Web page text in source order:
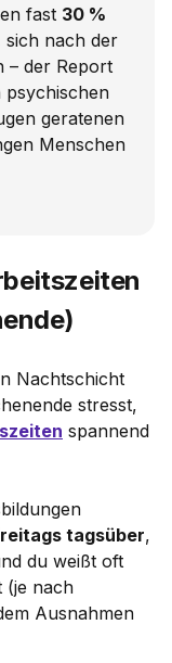
fast 30 %
sich nach der
– der Report
psychischen
geratenen
Menschen
Nachtschicht
stresst,
spannend
tagsüber,
du weißt oft
(je nach
Ausnahmen